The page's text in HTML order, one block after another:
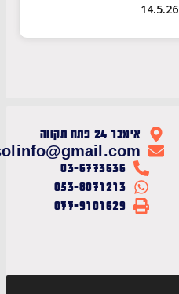
אימבר 24 פתח תקווה
radiosolinfo@gmail.com
03-6773636
053-8071213
077-9101629